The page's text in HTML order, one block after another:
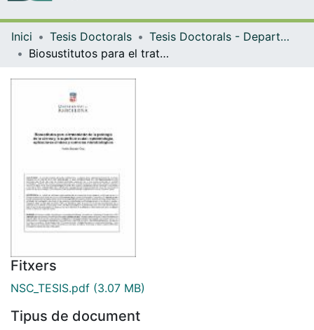
Navega per tot el DD
Inici Tesis Doctorals
Tesis Doctorals - Departament - Cirurgia i Especialitats Quirúrgiques
Biosustitutos para el tratamiento de la patología de la córnea y la superficie ocular: epidemiología, aplicaciones clínicas y controles microbiológicos
Fitxers
NSC_TESIS.pdf (3.07 MB)
Tipus de document